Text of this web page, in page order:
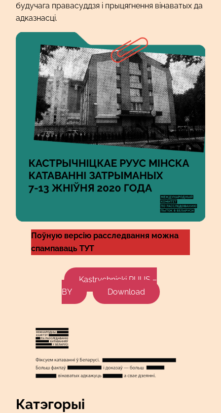
будучага правасуддзя і прыцягнення вінаватых да
адказнасці.
Поўную версію расследвання можна
спампаваць ТУТ
Kastrychnicki RUUS –
BY
Download
Катэгорыі